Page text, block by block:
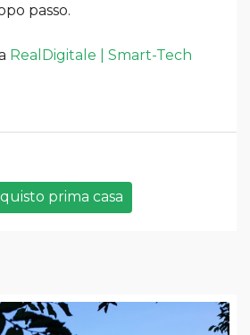
passo.
RealDigitale | Smart-Tech
prima casa